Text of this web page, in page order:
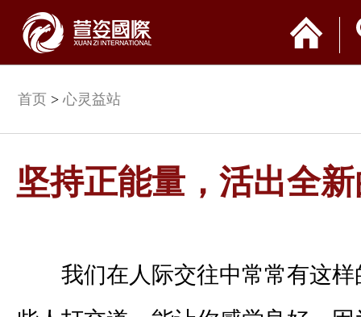
首页 > 心灵益站
坚持正能量，活出全
我们在人际交往中常常有这样